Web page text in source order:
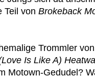
Teil von Brokeback
Trommler
Is Like A)
Motown-Gedudel?